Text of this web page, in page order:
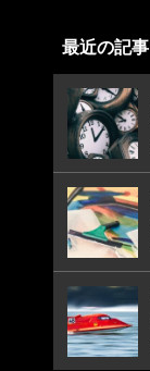
最近の記事